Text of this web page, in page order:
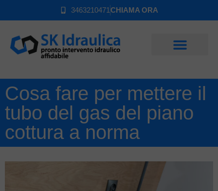
3463210471 CHIAMA ORA
Cosa fare per mettere il
tubo del gas del piano
cottura a norma